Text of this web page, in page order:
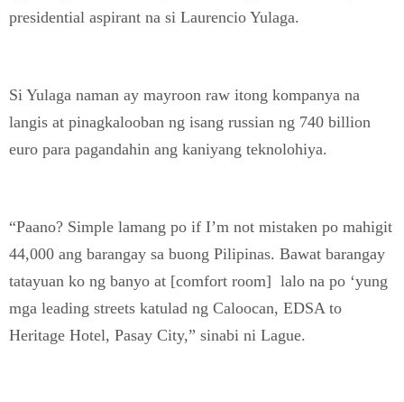
presidential aspirant na si Laurencio Yulaga.
Si Yulaga naman ay mayroon raw itong kompanya na
langis at pinagkalooban ng isang russian ng 740 billion
euro para pagandahin ang kaniyang teknolohiya.
“Paano? Simple lamang po if I’m not mistaken po mahigit
44,000 ang barangay sa buong Pilipinas. Bawat barangay
tatayuan ko ng banyo at [comfort room] lalo na po ‘yung
mga leading streets katulad ng Caloocan, EDSA to
Heritage Hotel, Pasay City,” sinabi ni Lague.